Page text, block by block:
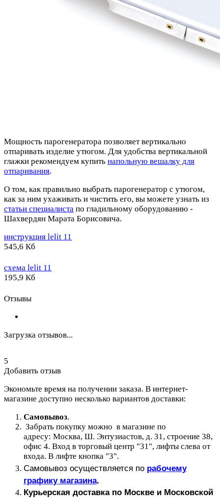
Мощность парогенератора позволяет вертикально
отпаривать изделие утюгом. Для удобства вертикальной
глажки рекомендуем купить напольную вешалку для
отпаривания.
О том, как правильно выбрать парогенератор с утюгом,
как за ним ухаживать и чистить его, вы можете узнать из
статьи специалиста по гладильному оборудованию -
Шахвердян Марата Борисовича.
инструкция lelit 11
545,6 Кб
схема lelit 11
195,9 Кб
Отзывы
Загрузка отзывов...
5
Добавить отзыв
Экономьте время на получении заказа. В интернет-
магазине доступно несколько вариантов доставки:
Самовывоз.
Забрать покупку можно в магазине по
адресу: Москва, Ш. Энтузиастов, д. 31, строение 38,
офис 4. Вход в торговый центр "31", лифты слева от
входа. В лифте кнопка "3".
Самовывоз осуществляется по рабочему
графику магазина.
Курьерская доставка по Москве и Московской